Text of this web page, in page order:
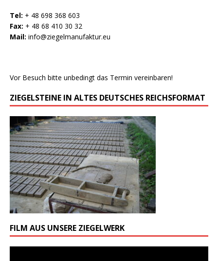
Tel: + 48 698 368 603
Fax: + 48 68 410 30 32
Mail: info@ziegelmanufaktur.eu
Vor Besuch bitte unbedingt das Termin vereinbaren!
ZIEGELSTEINE IN ALTES DEUTSCHES REICHSFORMAT
FILM AUS UNSERE ZIEGELWERK